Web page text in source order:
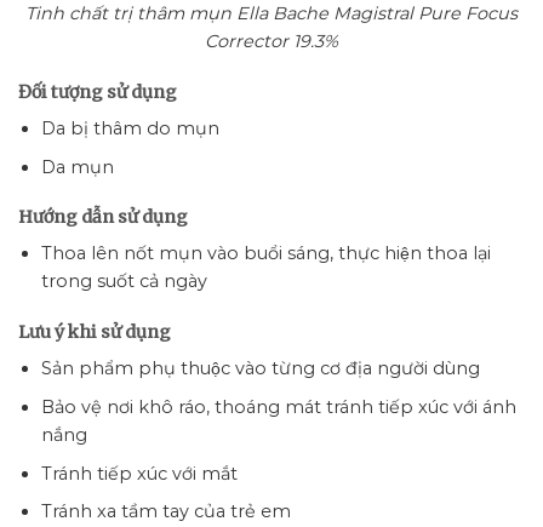
Tinh chất trị thâm mụn Ella Bache Magistral Pure Focus
Corrector 19.3%
Đối tượng sử dụng
Da bị thâm do mụn
Da mụn
Hướng dẫn sử dụng
Thoa lên nốt mụn vào buổi sáng, thực hiện thoa lại
trong suốt cả ngày
Lưu ý khi sử dụng
Sản phẩm phụ thuộc vào từng cơ địa người dùng
Bảo vệ nơi khô ráo, thoáng mát tránh tiếp xúc với ánh
nắng
Tránh tiếp xúc với mắt
Tránh xa tầm tay của trẻ em